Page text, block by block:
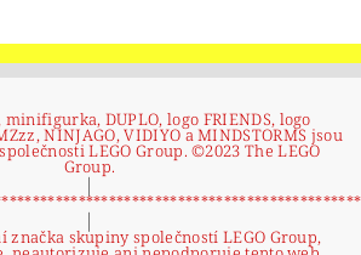
minifigurka, DUPLO, logo FRIENDS, logo
NINJAGO, VIDIYO a MINDSTORMS jsou
LEGO Group. ©2023 The LEGO
Group.
|
|
značka skupiny společností LEGO Group,